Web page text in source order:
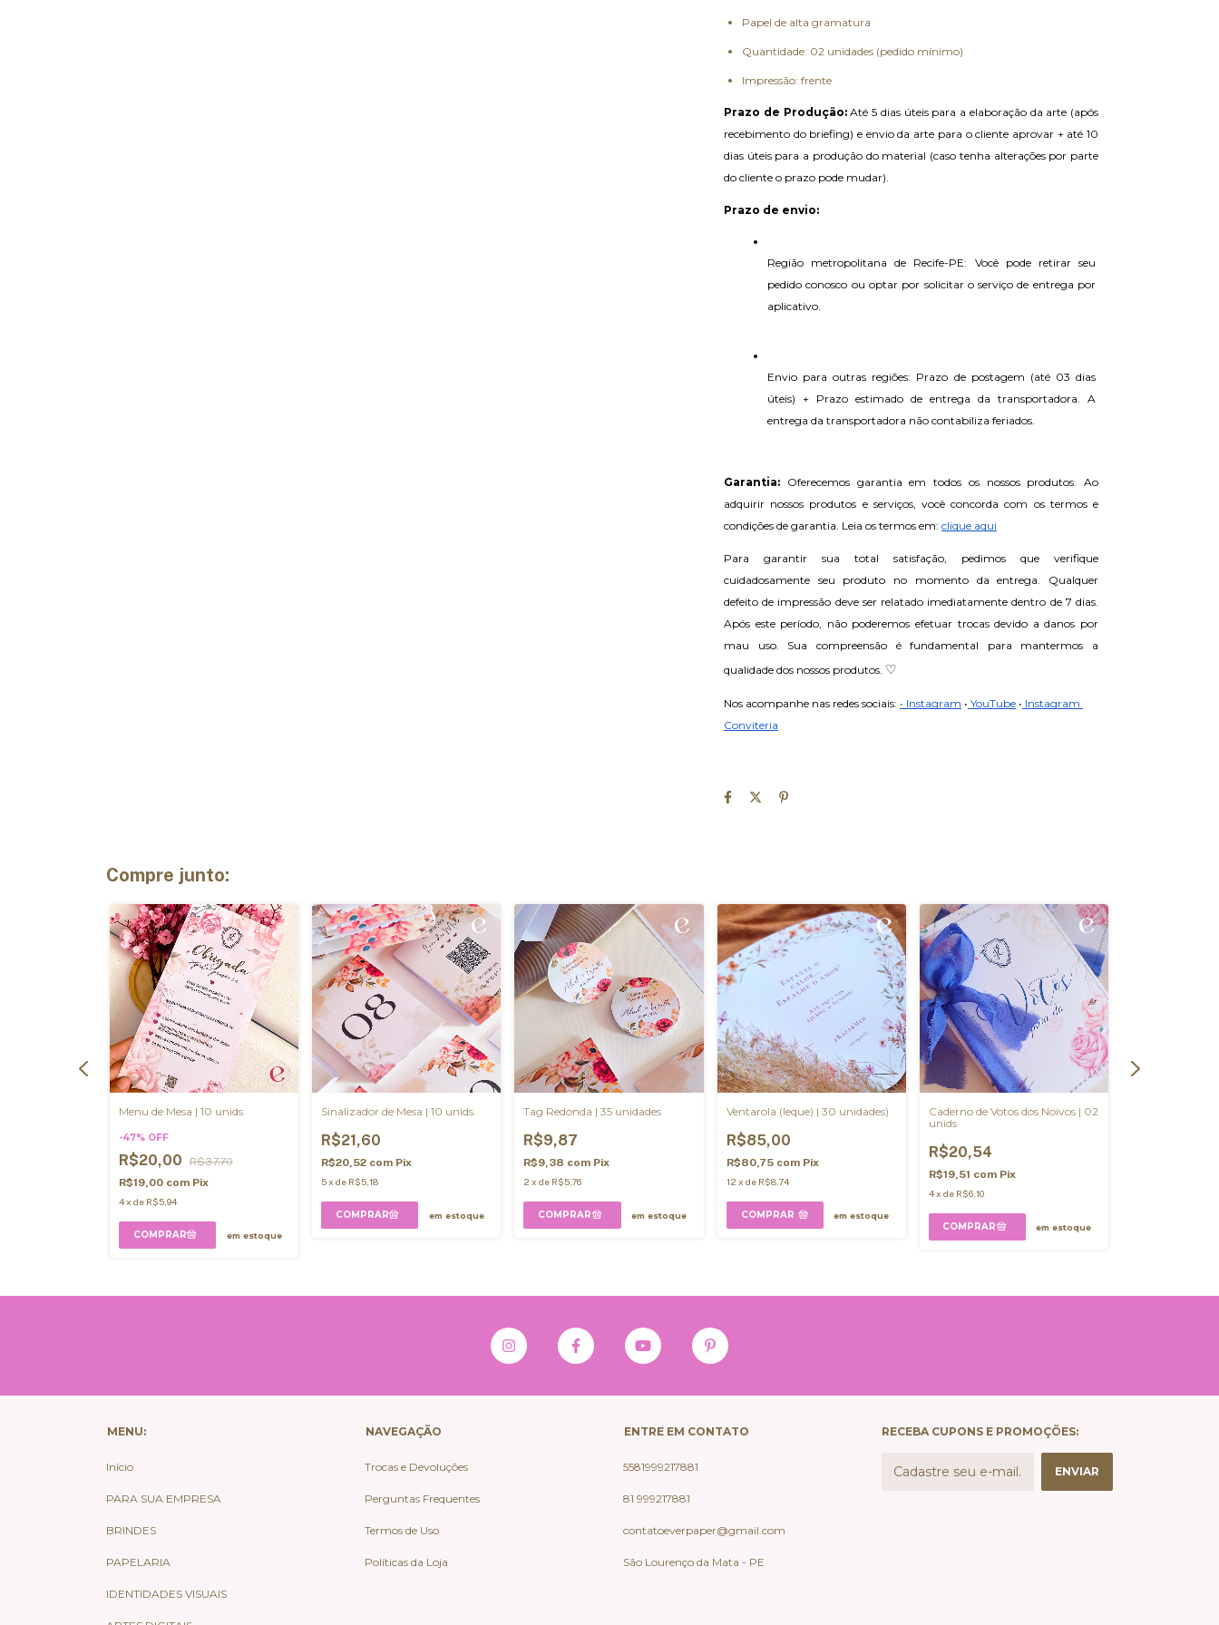
Papel de alta gramatura
Quantidade: 02 unidades (pedido mínimo)
Impressão: frente
Prazo de Produção: Até 5 dias úteis para a elaboração da arte (após
recebimento do briefing) e envio da arte para o cliente aprovar + até 10
dias úteis para a produção do material (caso tenha alterações por parte
do cliente o prazo pode mudar).
Prazo de envio:
Região metropolitana de Recife-PE: Você pode retirar seu
pedido conosco ou optar por solicitar o serviço de entrega por
aplicativo.
Envio para outras regiões: Prazo de postagem (até 03 dias
úteis) + Prazo estimado de entrega da transportadora. A
entrega da transportadora não contabiliza feriados.
Garantia: Oferecemos garantia em todos os nossos produtos. Ao
adquirir nossos produtos e serviços, você concorda com os termos e
condições de garantia. Leia os termos em: clique aqui
Para garantir sua total satisfação, pedimos que verifique
cuidadosamente seu produto no momento da entrega. Qualquer
defeito de impressão deve ser relatado imediatamente dentro de 7 dias.
Após este período, não poderemos efetuar trocas devido a danos por
mau uso. Sua compreensão é fundamental para mantermos a
qualidade dos nossos produtos. ♡
Nos acompanhe nas redes sociais: • Instagram • YouTube • Instagram
Conviteria
Compre junto:
Menu de Mesa | 10 unids.
-47% OFF
R$20,00
R$37,70
R$19,00 com Pix
4x de R$5,94
em estoque
Sinalizador de Mesa | 10 unids.
R$21,60
R$20,52 com Pix
5xde R$5,18
em estoque
Tag Redonda | 35 unidades
R$9,87
R$9,38 com Pix
2 xde R$5,76
em estoque
Ventarola (leque) | 30 unidades)
R$85,00
R$80,75 com Pix
12 x de R$8,74
COMPRAR em estoque
Caderno de Votos dos Noivos | 02
unids
R$20,54
R$19,51 com Pix
4x de R$6,10
em estoque
MENU:
Início
PARA SUA EMPRESA
BRINDES
PAPELARIA
IDENTIDADES VISUAIS
NAVEGAÇÃO
Trocas e Devoluções
Perguntas Frequentes
Termos de Uso
Políticas da Loja
ENTRE EM CONTATO
5581999217881
81 999217881
contatoeverpaper@gmail.com
São Lourenço da Mata - PE
RECEBA CUPONS E PROMOÇÕES: